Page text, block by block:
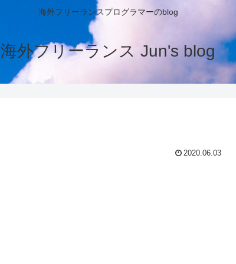
海外フリーランスプログラマーのblog
海外フリーランス Jun's blog
2020.06.03